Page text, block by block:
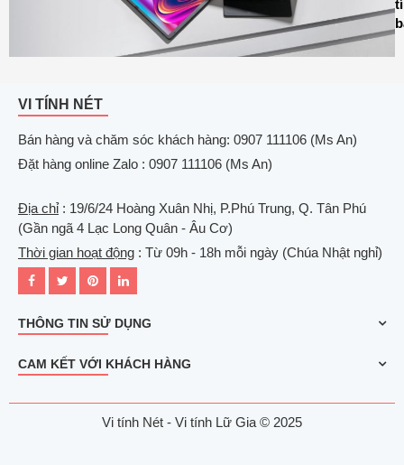
VI TÍNH NÉT
Bán hàng và chăm sóc khách hàng: 0907 111106 (Ms An)
Đặt hàng online Zalo : 0907 111106 (Ms An)
Địa chỉ: 19/6/24 Hoàng Xuân Nhị, P.Phú Trung, Q. Tân Phú
(Gần ngã 4 Lạc Long Quân - Âu Cơ)
Thời gian hoạt động : Từ 09h - 18h mỗi ngày (Chúa Nhật nghỉ)
THÔNG TIN SỬ DỤNG
CAM KẾT VỚI KHÁCH HÀNG
Vi tính Nét - Vi tính Lữ Gia © 2025